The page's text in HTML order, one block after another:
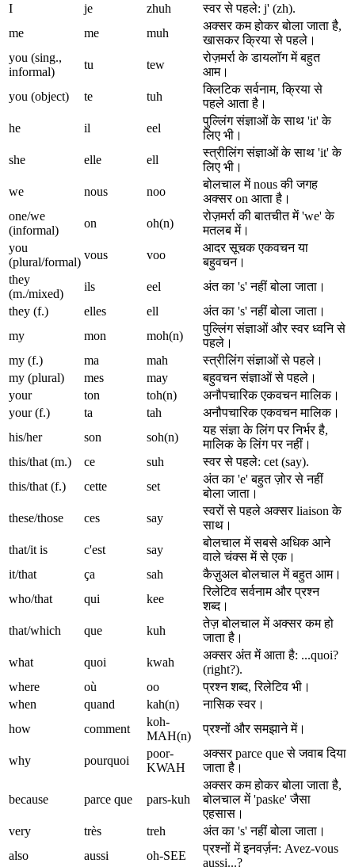
I
je zhuh
स्वर से पहले: j' (zh).
me
me muh
अक्सर कम होकर बोला जाता है,
खासकर क्रिया से पहले।
you (sing.,
informal)
tu tew
रोज़मर्रा के डायलॉग में बहुत
आम।
you (object)
te tuh
क्लिटिक सर्वनाम, क्रिया से
पहले आता है।
he
il eel
पुल्लिंग संज्ञाओं के साथ 'it' के
लिए भी।
she
elle ell
स्त्रीलिंग संज्ञाओं के साथ 'it' के
लिए भी।
we
nous noo
बोलचाल में nous की जगह
अक्सर on आता है।
one/we
(informal)
on oh(n)
रोज़मर्रा की बातचीत में 'we' के
मतलब में।
you
(plural/formal)
vous voo
आदर सूचक एकवचन या
बहुवचन।
they
(m./mixed)
ils eel
अंत का 's' नहीं बोला जाता।
they (f.)
elles ell
अंत का 's' नहीं बोला जाता।
my
mon moh(n)
पुल्लिंग संज्ञाओं और स्वर ध्वनि से
पहले।
my (f.)
ma mah
स्त्रीलिंग संज्ञाओं से पहले।
my (plural)
mes may
बहुवचन संज्ञाओं से पहले।
your
ton toh(n)
अनौपचारिक एकवचन मालिक।
your (f.)
ta tah
अनौपचारिक एकवचन मालिक।
his/her
son soh(n)
यह संज्ञा के लिंग पर निर्भर है,
मालिक के लिंग पर नहीं।
this/that (m.)
ce suh
स्वर से पहले: cet (say).
this/that (f.)
cette set
अंत का 'e' बहुत ज़ोर से नहीं
बोला जाता।
these/those
ces say
स्वरों से पहले अक्सर liaison के
साथ।
that/it is
c'est say
बोलचाल में सबसे अधिक आने
वाले चंक्स में से एक।
it/that
ça sah
कैज़ुअल बोलचाल में बहुत आम।
who/that
qui kee
रिलेटिव सर्वनाम और प्रश्न
शब्द।
that/which
que kuh
तेज़ बोलचाल में अक्सर कम हो
जाता है।
what
quoi kwah
अक्सर अंत में आता है: ...quoi?
(right?).
where
où oo
प्रश्न शब्द, रिलेटिव भी।
when
quand kah(n)
नासिक स्वर।
how
comment
koh-
MAH(n)
प्रश्नों और समझाने में।
why pourquoi
poor-
KWAH
अक्सर parce que से जवाब दिया
जाता है।
because parce que pars-kuh
अक्सर कम होकर बोला जाता है,
बोलचाल में 'paske' जैसा
एहसास।
very
très treh
अंत का 's' नहीं बोला जाता।
also
aussi oh-SEE
प्रश्नों में इनवर्ज़न: Avez-vous
aussi...?